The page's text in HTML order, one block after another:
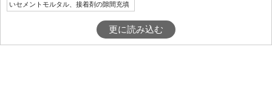
いセメントモルタル、接着剤の隙間充填
更に読み込む